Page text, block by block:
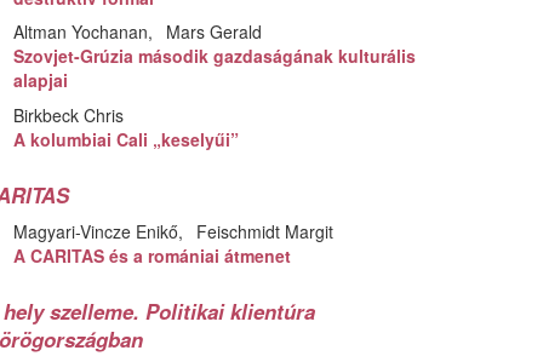
Altman Yochanan
Mars Gerald
Szovjet-Grúzia második gazdaságának kulturális
alapjai
Birkbeck Chris
A kolumbiai Cali „keselyűi”
Magyari-Vincze Enikő
Feischmidt Margit
A CARITAS és a romániai átmenet
szelleme. Politikai klientúra